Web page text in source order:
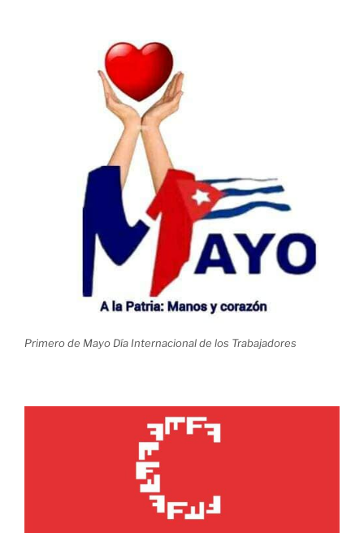
Primero de Mayo Día Internacional de los Trabajadores